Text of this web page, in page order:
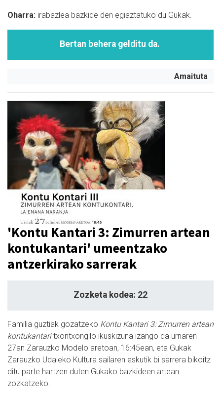
Oharra: irabazlea bazkide den egiaztatuko du Gukak.
Bertan behera gelditu da.
Amaituta
'Kontu Kantari 3: Zimurren artean
kontukantari' umeentzako
antzerkirako sarrerak
Zozketa kodea: 22
Familia guztiak gozatzeko Kontu Kantari 3: Zimurren artean
kontukantaritxontxongilo ikuskizuna izango da urriaren
27an Zarauzko Modelo aretoan, 16:45ean, eta Gukak
Zarauzko Udaleko Kultura sailaren eskutik bi sarrera bikoitz
ditu parte hartzen duten Gukako bazkideen artean
zozkatzeko.